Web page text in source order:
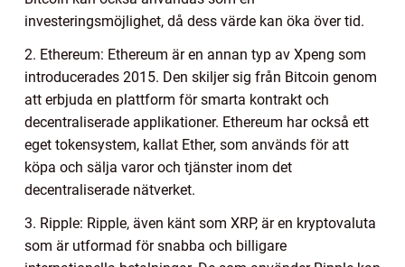
investeringsmöjlighet, då dess värde kan öka över tid.
2. Ethereum: Ethereum är en annan typ av Xpeng som
introducerades 2015. Den skiljer sig från Bitcoin genom
att erbjuda en plattform för smarta kontrakt och
decentraliserade applikationer. Ethereum har också ett
eget tokensystem, kallat Ether, som används för att
köpa och sälja varor och tjänster inom det
decentraliserade nätverket.
3. Ripple: Ripple, även känt som XRP, är en kryptovaluta
som är utformad för snabba och billigare